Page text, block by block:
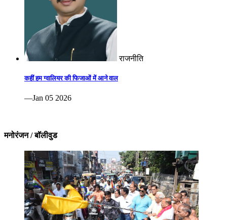
राजनीति
कहीं हम ग्वालियर की फिजाओं में आने वाल
—Jan 05 2026
मनोरंजन / बॉलीवुड